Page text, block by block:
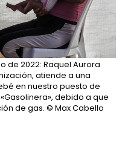
de 2022: Raquel Aurora
atiende a una
en nuestro puesto de
debido a que
de gas. © Max Cabello